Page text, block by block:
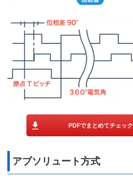
PDFでまとめてチェック
アブソリュート方式